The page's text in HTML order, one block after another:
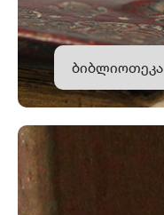
ბიბლიოთეკა